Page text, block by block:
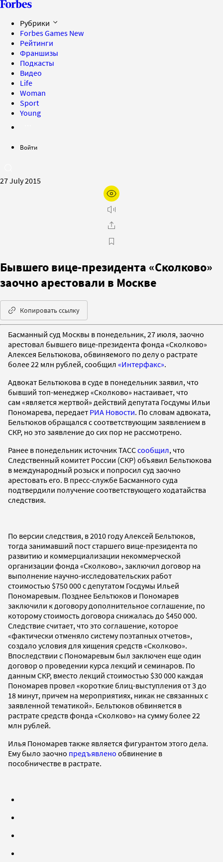
Рубрики
Forbes Games New
Рейтинги
Франшизы
Подкасты
Видео
Life
Woman
Sport
Young
Войти
27 July 2015
Бывшего вице-президента «Сколково»
заочно арестовали в Москве
Копировать ссылку
Басманный суд Москвы в понедельник, 27 июля, заочно
арестовал бывшего вице-президента фонда «Сколково»
Алексея Бельтюкова, обвиняемого по делу о растрате
более 22 млн рублей, сообщил «Интерфакс».
Адвокат Бельтюкова в суде в понедельник заявил, что
бывший топ-менеджер «Сколково» настаивает, что
сам «является жертвой» действий депутата Госдумы Ильи
Пономарева, передает РИА Новости. По словам адвоката,
Бельтюков обращался с соответствующим заявлением в
СКР, но это заявление до сих пор не рассмотрено.
Ранее в понедельник источник ТАССсообщил, что
Следственный комитет России (СКР) объявил Бельтюкова
в международный розыск и попросил суд заочно
арестовать его. В пресс-службе Басманного суда
подтвердили получение соответствующего ходатайства
следствия.
По версии следствия, в 2010 году Алексей Бельтюков,
тогда занимавший пост старшего вице-президента по
развитию и коммерциализации некоммерческой
организации фонда «Сколково», заключил договор на
выполнение научно-исследовательских работ
стоимостью $750 000 с депутатом Госдумы Ильей
Пономаревым. Позднее Бельтюков и Пономарев
заключили к договору дополнительное соглашение, по
которому стоимость договора снижалась до $450 000.
Следствие считает, что это соглашение, которое
«фактически отменяло систему поэтапных отчетов»,
создало условия для хищения средств «Сколково».
Впоследствии с Пономаревым был заключен еще один
договор о проведении курса лекций и семинаров. По
данным СКР, вместо лекций стоимостью $30 000 каждая
Пономарев провел «короткие блиц-выступления от 3 до
18 минут, причем на мероприятиях, никак не связанных с
заявленной тематикой». Бельтюков обвиняется в
растрате средств фонда «Сколково» на сумму более 22
млн рублей.
Илья Пономарев также является фигурантом этого дела.
Ему было заочно предъявлено обвинение в
пособничестве в растрате.